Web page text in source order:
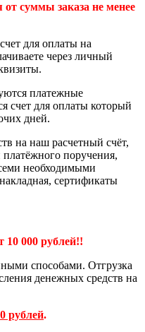
суммы заказа не менее
для оплаты на
через личный
платежные
счет для оплаты который
дней.
на наш расчетный счёт,
поручения,
необходимыми
сертификаты
10 000 рублей!!
способами. Отгрузка
денежных средств на
рублей.